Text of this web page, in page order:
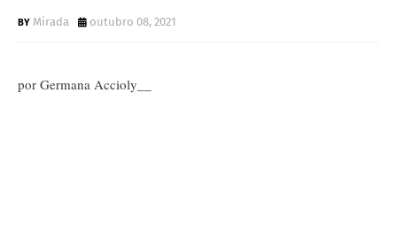
Mirada outubro 08, 2021
por Germana Accioly__